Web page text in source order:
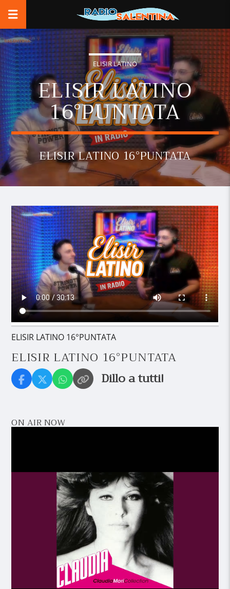
ELISIR LATINO
ELISIR LATINO
16°PUNTATA
ELISIR LATINO 16°PUNTATA
ELISIR LATINO 16°PUNTATA
ELISIR LATINO 16°PUNTATA
Dillo a tutti!
ON AIR NOW